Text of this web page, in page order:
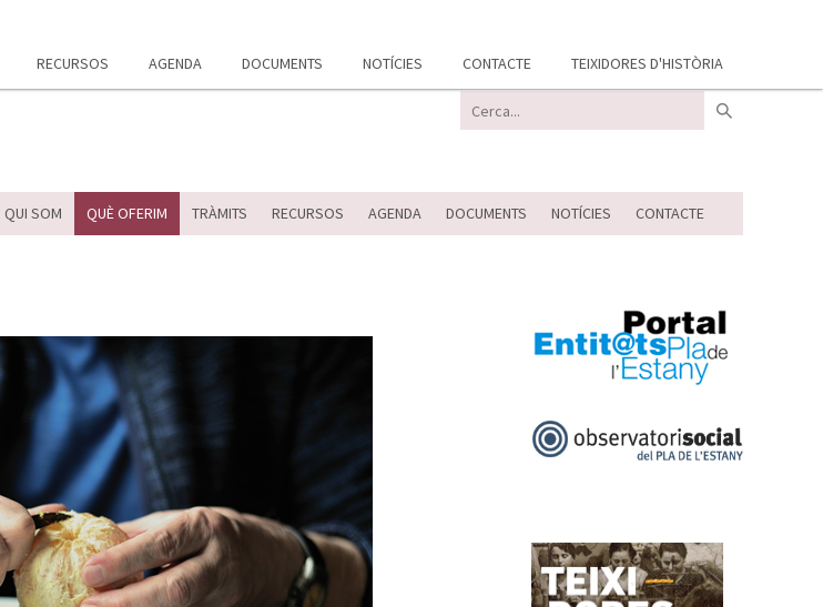
RECURSOS AGENDA DOCUMENTS NOTÍCIES CONTACTE TEIXIDORES D'HISTÒRIA
QUI SOM QUÈ OFERIM TRÀMITS RECURSOS AGENDA DOCUMENTS NOTÍCIES CONTACTE